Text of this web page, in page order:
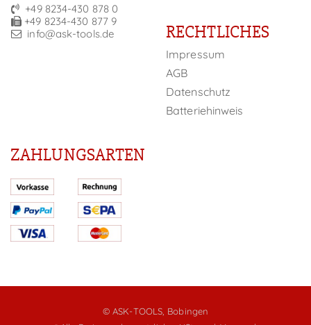
+49 8234-430 878 0
+49 8234-430 877 9
info@ask-tools.de
RECHTLICHES
Impressum
AGB
Datenschutz
Batteriehinweis
ZAHLUNGSARTEN
© ASK-TOOLS, Bobingen